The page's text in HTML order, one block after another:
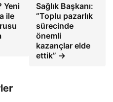
Yeni
ile
Sağlık Başkanı:
“Toplu pazarlık
sürecinde
önemli
kazançlar elde
ettik” →